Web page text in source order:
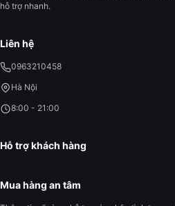
hỗ trợ nhanh.
Liên hệ
0963210458
Hà Nội
8:00 - 21:00
Hỗ trợ khách hàng
Mua hàng an tâm